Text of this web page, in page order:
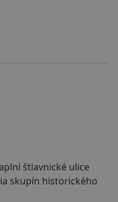
štiavnické ulice
skupín historického